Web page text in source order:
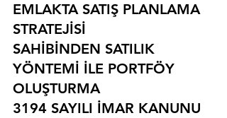
EMLAKTA SATIŞ PLANLAMA
STRATEJİSİ
SAHİBİNDEN SATILIK
YÖNTEMİ İLE PORTFÖY
OLUŞTURMA
3194 SAYILI İMAR KANUNU